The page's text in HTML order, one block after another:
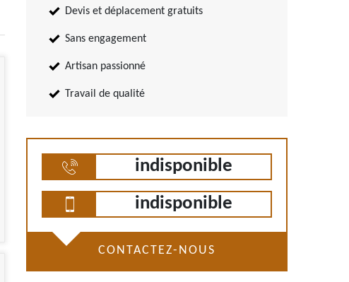
Devis et déplacement gratuits
Sans engagement
Artisan passionné
Travail de qualité
indisponible
indisponible
CONTACTEZ-NOUS